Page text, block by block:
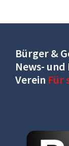
Bürger &
News-
Verein Für